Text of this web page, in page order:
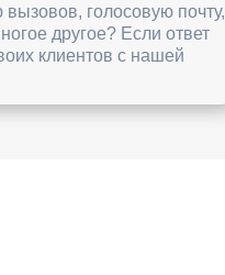
голосовую почту,
другое? Если ответ
клиентов c нашей